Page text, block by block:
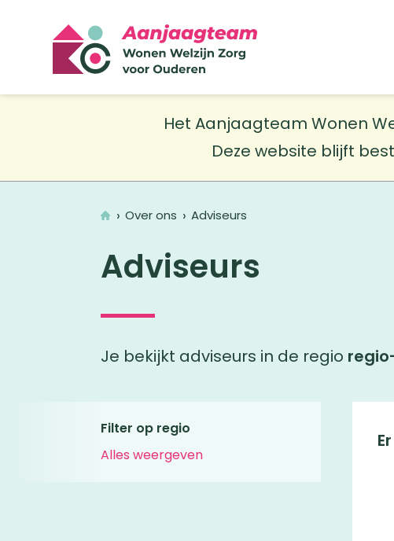
Het Aanjaagteam Wonen
Deze website blijft
Home
Over ons Adviseurs
Adviseurs
Je bekijkt adviseurs in de regio
Filter op regio
Alles weergeven